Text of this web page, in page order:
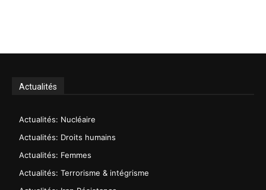
Actualités
Actualités: Nucléaire
Actualités: Droits humains
Actualités: Femmes
Actualités: Terrorisme & intégrisme